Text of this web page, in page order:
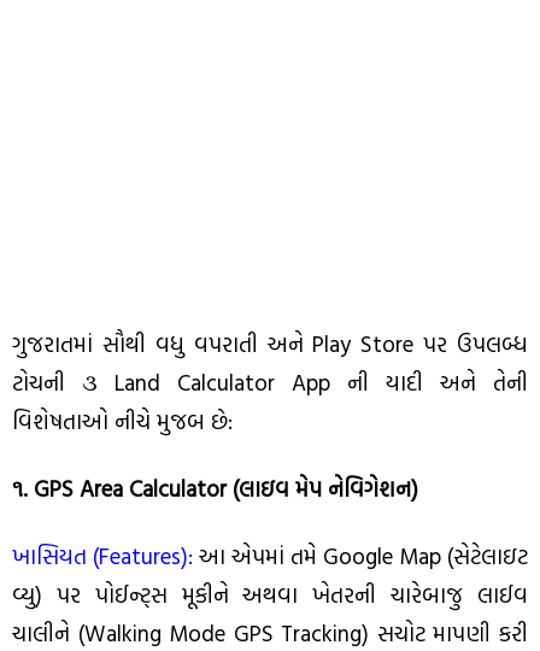
ગુજરાતમાં સૌથી વધુ વપરાતી અને Play Store પર ઉપલબ્ધ
ટોચની ૩ Land Calculator App ની યાદી અને તેની
વિશેષતાઓ નીચે મુજબ છે:
૧. GPS Area Calculator (લાઇવ મેપ નેવિગેશન)
ખાસિયત (Features): આ એપમાં તમે Google Map (સેટેલાઇટ
વ્યુ) પર પોઈન્ટ્સ મૂકીને અથવા ખેતરની ચારેબાજુ લાઈવ
ચાલીને (Walking Mode GPS Tracking) સચોટ માપણી કરી